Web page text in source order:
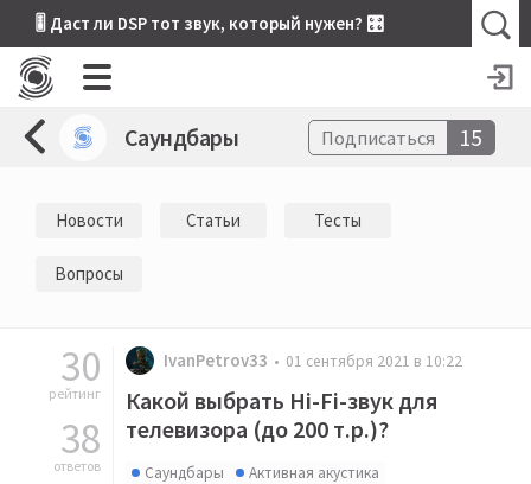
🎚 Даст ли DSP тот звук, который нужен? 🎛
Саундбары Подписаться 15
Новости Статьи Тесты
Вопросы
30
рейтинг
38
ответов
IvanPetrov33 01 сентября 2021 в 10:22
Какой выбрать Hi-Fi-звук для
телевизора (до 200 т.р.)?
Саундбары Активная акустика